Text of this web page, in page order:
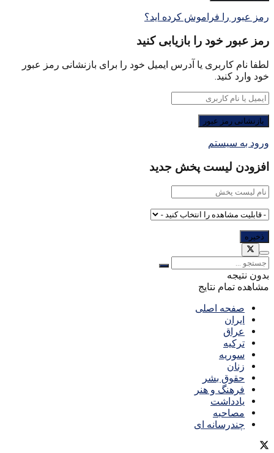
رمز عبور را فراموش کرده اید؟
رمز عبور خود را بازیابی کنید
لطفا نام کاربری یا آدرس ایمیل خود را برای بازنشانی رمز عبور
خود وارد کنید.
ورود به سیستم
افزودن لیست پخش جدید
بدون نتیجه
مشاهده تمام نتایج
صفحه اصلی
ایران
عراق
ترکیه
سوریه
زنان
حقوق بشر
فرهنگ و هنر
یادداشت
مصاحبه
چندرسانه ای